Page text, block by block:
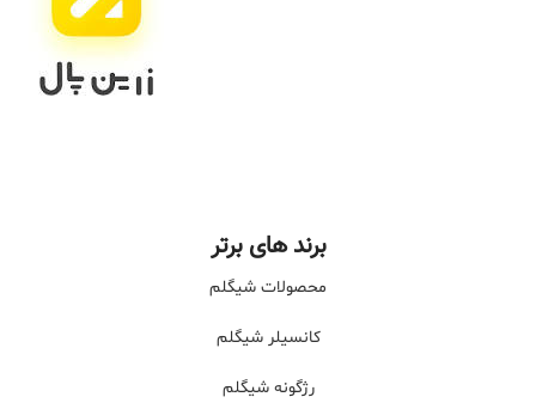
برند های برتر
محصولات شیگلم
کانسیلر شیگلم
رژگونه شیگلم